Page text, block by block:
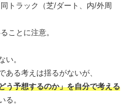
トラック（芝/ダート、内/外周
ことに注意。
い。
る考えは揺るがないが、
う予想するのか」を自分で考える
る。